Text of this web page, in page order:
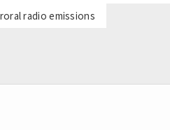
radio emissions